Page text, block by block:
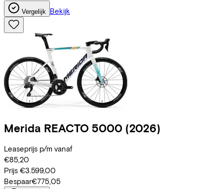
Vergelijk Bekijk
Merida REACTO 5000 (2026)
Leaseprijs p/m vanaf
€85,20
Prijs €3.599,00
Bespaar€775,05